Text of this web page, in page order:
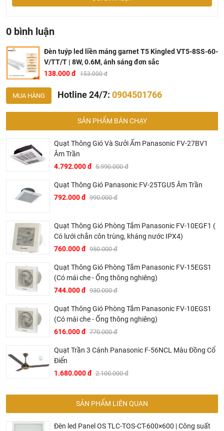
Thông số kỹ thuật đèn tuýp Kingled T5-8SS-60-V/TT/T
Công Suất
: 8W
Nguồn Điện : 220V/50Hz
Nhiệt Độ Màu: 6500K-4000K-3000K
Kích Thước: 600 mm
Quang Thông: 761/ 842/ 829 Lm
Độ Hoàn Màu: CRI>90
Chất Liệu
: Mika Nhôm
Tiêu Chuẩn: IP 44
: Việt Nam
Tuổi Thọ
: 50.000 giờ
: Đổi mới 2 năm
Videos sản phẩm đèn tuýp led Kingled
0 bình luận
Đèn tuýp led liền máng garnet T5 Kingled VT5-8SS-60-
V/TT/T | 8W, 0.6M, ánh sáng đơn sắc
138.000 đ 153.000 đ
MUA HÀNG Hotline 24/7: 0904501766
SẢN PHẨM BÁN CHẠY
Quạt Thông Gió Và Sưởi Ấm Panasonic FV-27BV1
Âm Trần
4.792.000 đ 5.990.000 đ
Quạt Thông Gió Panasonic FV-25TGU5 Âm Trần
792.000 đ 990.000 đ
Quạt Thông Gió Phòng Tắm Panasonic FV-10EGF1 (
Có lưới chắn côn trùng, kháng nước IPX4)
760.000 đ 950.000 đ
Quạt Thông Gió Phòng Tắm Panasonic FV-15EGS1
(Có mái che - Ống thông nghiêng)
744.000 đ 930.000 đ
Quạt Thông Gió Phòng Tắm Panasonic FV-10EGS1
(Có mái che - Ống thông nghiêng)
616.000 đ 770.000 đ
Quạt Trần 3 Cánh Panasonic F-56NCL Màu Đồng Cổ
Điển
1.680.000 đ 2.100.000 đ
SẢN PHẨM LIÊN QUAN
Đèn led Panel OS TLC-TOS-CT-600×600 | Công suất